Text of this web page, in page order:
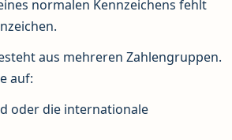
normalen Kennzeichens fehlt
aus mehreren Zahlengruppen.
auf:
oder die internationale